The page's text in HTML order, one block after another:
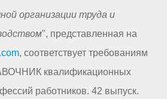
организации труда и
", представленная на
, соответствует требованиям
квалификационных
работников. 42 выпуск.